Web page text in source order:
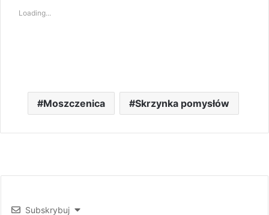
Loading...
Moszczenica Skrzynka pomysłów
Subskrybuj